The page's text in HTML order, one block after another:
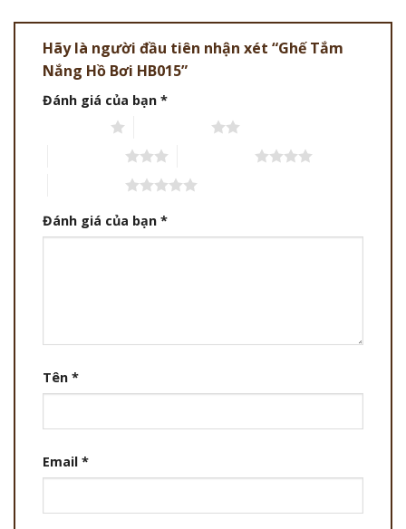
Hãy là người đầu tiên nhận xét “Ghế Tắm
Nắng Hồ Bơi HB015”
Đánh giá của bạn *
Đánh giá của bạn *
Tên *
Email *